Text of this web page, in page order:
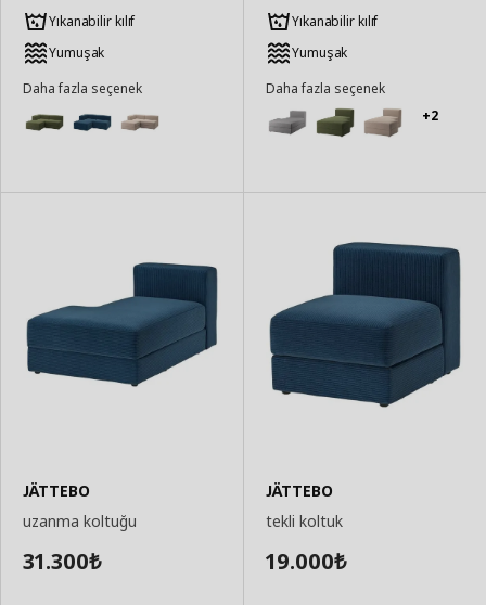
Yıkanabilir kılıf
Yumuşak
Daha fazla seçenek
Yıkanabilir kılıf
Yumuşak
Daha fazla seçenek
+2
JÄTTEBO
uzanma koltuğu
31.300₺
JÄTTEBO
tekli koltuk
19.000₺